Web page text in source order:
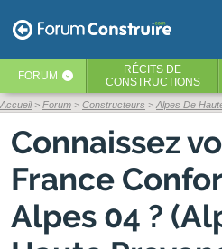
FORUM ‹ RÉCITS DE
CONSTRUCTIONS
Accueil Forum Constructeurs Alpes De
Connaissez
France
Alpes 04 ?